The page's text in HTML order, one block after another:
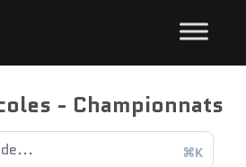
- Championnats
⌘K